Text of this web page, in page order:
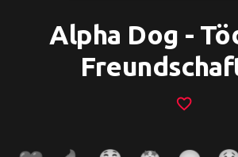
Alpha Dog -
favorite_border